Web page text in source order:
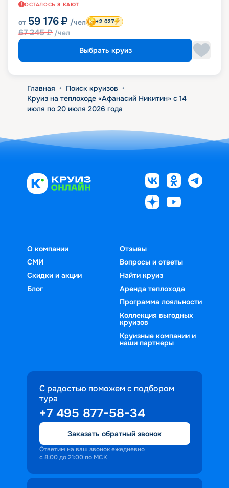
ОСТАЛОСЬ 8 КАЮТ
от 59 176 ₽ /чел
67 245₽ /чел
+2 027
Выбрать круиз
Главная • Поиск круизов •
Круиз на теплоходе «Афанасий Никитин» с 14
июля по 20 июля 2026 года
О компании
СМИ
Скидки и акции
Блог
Отзывы
Вопросы и ответы
Найти круиз
Аренда теплохода
Программа лояльности
Коллекция выгодных
круизов
Круизные компании и
наши партнеры
С радостью поможем с подбором
тура
+7 495 877-58-34
Заказать обратный звонок
Ответим на ваш звонок ежедневно
с 8:00 до 21:00 по МСК